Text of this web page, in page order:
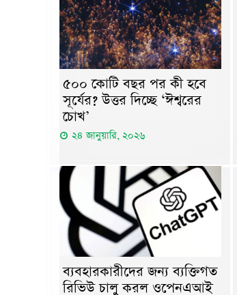
৫০০ কোটি বছর পর কী হবে
সূর্যের? উত্তর দিচ্ছে ‘ঈশ্বরের
চোখ’
২৪ জানুয়ারি, ২০২৬
ব্যবহারকারীদের জন্য ব্যক্তিগত
রিভিউ চালু করল ওপেনএআই